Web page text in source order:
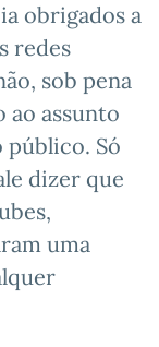
obrigados a
redes
sob pena
ao assunto
Só
dizer que
uma